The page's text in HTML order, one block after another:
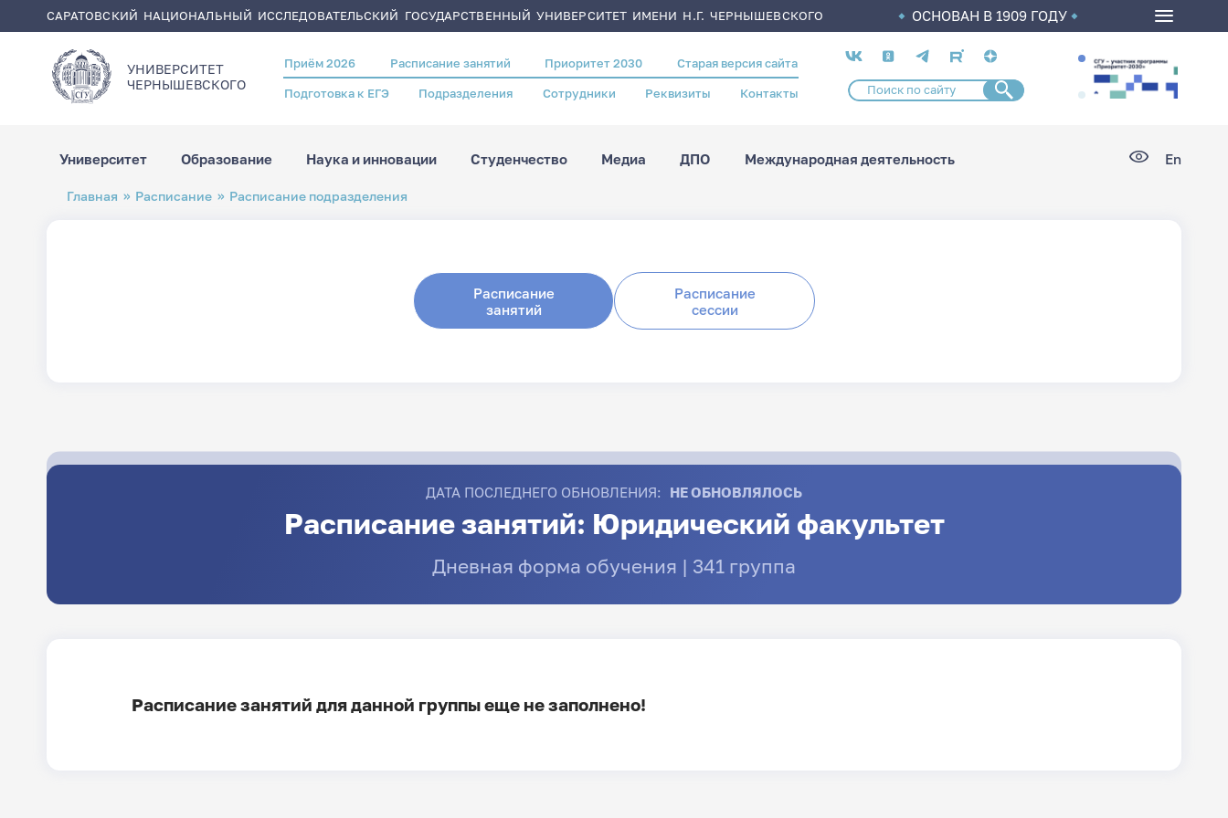
САРАТОВСКИЙ НАЦИОНАЛЬНЫЙ ИССЛЕДОВАТЕЛЬСКИЙ ГОСУДАРСТВЕННЫЙ УНИВЕРСИТЕТ ИМЕНИ Н.Г. ЧЕРНЫШЕВСКОГО ОСНОВАН В 1909 ГОДУ
УНИВЕРСИТЕТ
ЧЕРНЫШЕВСКОГO
Header
menu
Приём 2026 Расписание занятий Приоритет 2030 Старая версия сайта
Подготовка к ЕГЭ Подразделения Сотрудники Реквизиты Контакты
Социальные
сети
Университет Образование Наука и инновации Студенчество Медиа ДПО Международная деятельность En
Строка
навигации
Главная Расписание Расписание подразделения
Расписание
занятий
Расписание
сессии
ДАТА ПОСЛЕДНЕГО ОБНОВЛЕНИЯ: НЕ ОБНОВЛЯЛОСЬ
Расписание занятий: Юридический факультет
Дневная форма обучения | 341 группа
Расписание занятий для данной группы еще не заполнено!